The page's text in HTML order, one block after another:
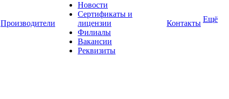
Производители
Новости
Сертификаты и
лицензии
Филиалы
Вакансии
Реквизиты
Контакты Ещё